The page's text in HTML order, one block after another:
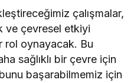
çalışmalar,
ve çevresel etkiyi
rol oynayacak. Bu
sağlıklı bir çevre için
başarabilmemiz için